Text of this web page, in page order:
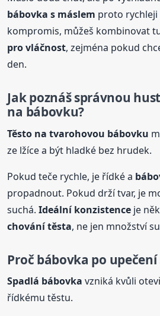
bábovka s máslem proto rychleji
kompromis, můžeš kombinovat
pro vláčnost, zejména pokud
den.
Jak poznáš správnou
na bábovku?
Těsto na tvarohovou bábovku
ze lžíce a být hladké bez hrudek.
Pokud teče rychle, je řídké a
propadnout. Pokud drží tvar, je
suchá.Ideální konzistence je
chování těsta, ne jen množství
Pročbábovka po upečení
Spadlá bábovka vzniká kvůli
řídkému těstu.